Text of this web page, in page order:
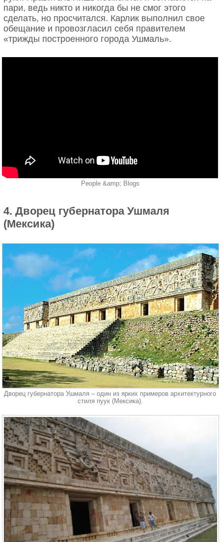
пари, ведь никто и никогда бы не смог этого
сделать, но просчитался. Карлик выполнил свое
обещание и провозгласил себя правителем
«трижды построенного города Ушмаль».
People &amp; Blogs
4. Дворец губернатора Ушмаля
(Мексика)
Дворец губернатора Ушмаля – один из ярких примеров архитектурного
стиля пуук (Мексика).